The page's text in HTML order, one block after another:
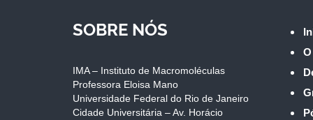
SOBRE NÓS
IMA – Instituto de Macromoléculas
Professora Eloisa Mano
Universidade Federal do Rio de Janeiro
Cidade Universitária – Av. Horácio